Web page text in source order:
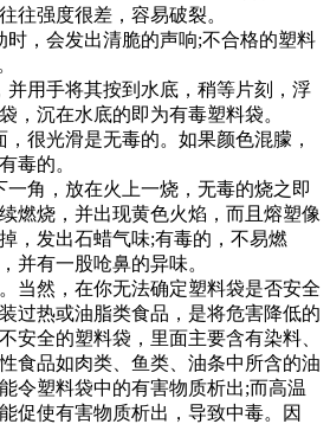
往强度很差，容易破裂。
时，会发出清脆的声响;不合格的塑料
并用手将其按到水底，稍等片刻，浮
，沉在水底的即为有毒塑料袋。
很光滑是无毒的。如果颜色混朦，
毒的。
一角，放在火上一烧，无毒的烧之即
燃烧，并出现黄色火焰，而且熔塑像
，发出石蜡气味;有毒的，不易燃
并有一股呛鼻的异味。
当然，在你无法确定塑料袋是否安全
过热或油脂类食品，是将危害降低的
安全的塑料袋，里面主要含有染料、
食品如肉类、鱼类、油条中所含的油
令塑料袋中的有害物质析出;而高温
促使有害物质析出，导致中毒。因